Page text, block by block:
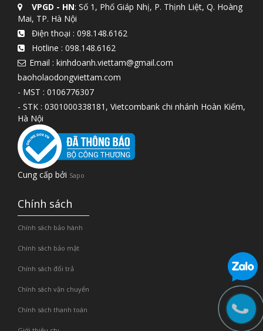
VPGD - HN: Số 1, Phố Giáp Nhị, P. Thịnh Liệt, Q. Hoàng
Mai, TP. Hà Nội
Điện thoại : 098.148.6162
Hotline : 098.148.6162
Email : kinhdoanh.viettam@gmail.com
baoholaodongviettam.com
- MST : 0106776307
- STK : 0301000338181, Vietcombank chi nhánh Hoàn Kiếm,
Hà Nội
Cung cấp bởi Sapo
Chính sách
Chính sách bảo hành
Chính sách bảo mật
Chính sách đổi trả
Chính sách vận chuyển
Chính sách thanh toán